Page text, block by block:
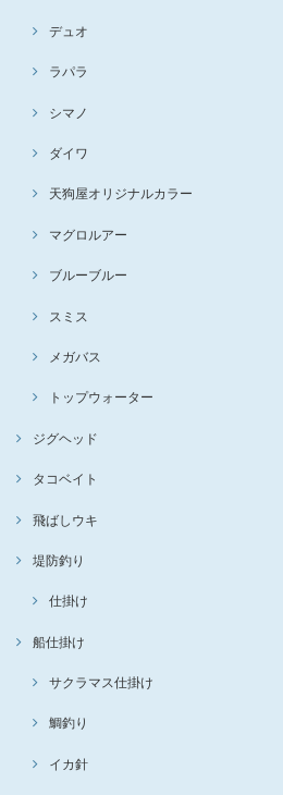
デュオ
ラパラ
シマノ
ダイワ
天狗屋オリジナルカラー
マグロルアー
ブルーブルー
スミス
メガバス
トップウォーター
ジグヘッド
タコベイト
飛ばしウキ
堤防釣り
仕掛け
船仕掛け
サクラマス仕掛け
鯛釣り
イカ針